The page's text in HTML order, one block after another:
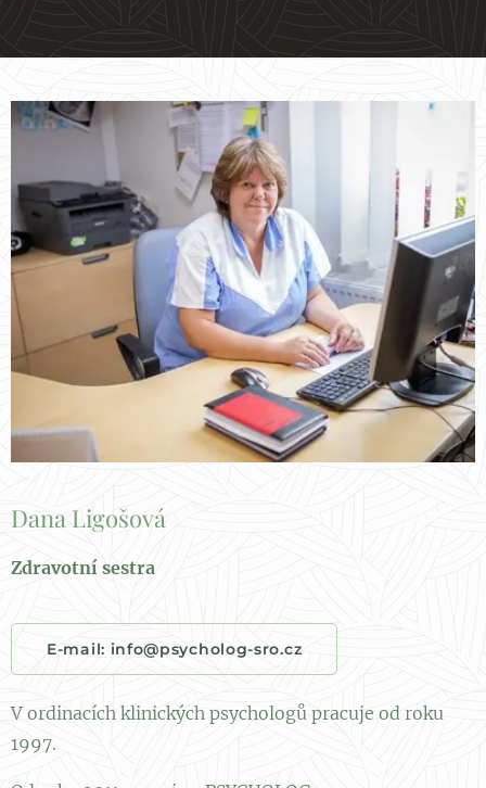
Dana Ligošová
Zdravotní sestra
E-mail: info@psycholog-sro.cz
V ordinacích klinických psychologů pracuje od roku
1997.